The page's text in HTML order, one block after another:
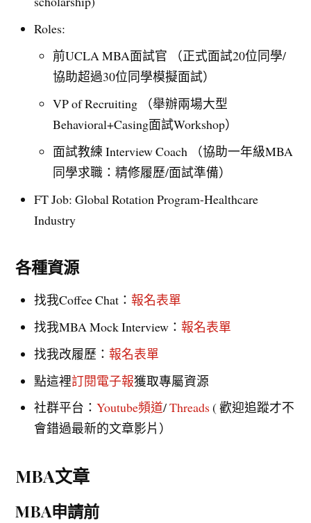
Roles:
前UCLA MBA面試官 （正式面試20位同學/
協助超過30位同學模擬面試）
VP of Recruiting （舉辦兩場大型
Behavioral+Casing面試Workshop）
面試教練 Interview Coach （協助一年級MBA
同學求職：精修履歷/面試準備）
FT Job: Global Rotation Program-Healthcare
Industry
各種資源
找我Coffee Chat：報名表單
找我MBA Mock Interview：報名表單
找我改履歷：報名表單
點這裡訂閱電子報獲取專屬資源
社群平台：Youtube頻道/Threads ( 歡迎追蹤才不
會錯過最新的文章影片）
MBA文章
MBA申請前